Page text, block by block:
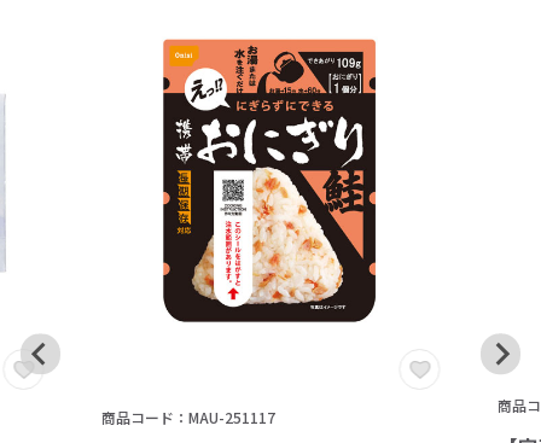
商品コード：MAU-251117
商品